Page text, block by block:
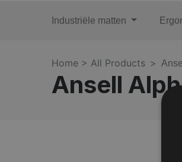
Industriële matten
Home > All Products
Ansell